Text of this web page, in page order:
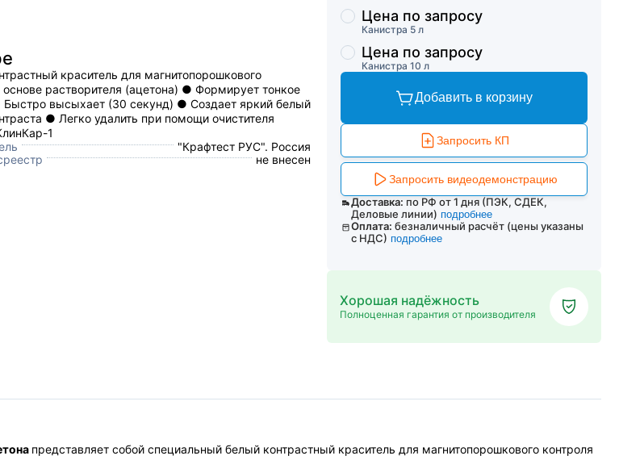
краситель для магнитопорошкового
основе растворителя (ацетона) ● Формирует тонкое
высыхает (30 секунд) ● Создает яркий белый
● Легко удалить при помощи очистителя
1
"Крафтест РУС". Россия
не внесен
Канистра 5 л
Цена по запросу
Канистра 10 л
Цена по запросу
Добавить в корзину
Запросить КП
Запросить видеодемонстрацию
Доставка: по РФ от 1 дня (ПЭК, СДЕК,
Деловые линии) подробнее
Оплата: безналичный расчёт (цены указаны
с НДС) подробнее
Хорошая надёжность
Полноценная гарантия от производителя
представляет собой специальный белый контрастный краситель для магнитопорошкового контроля